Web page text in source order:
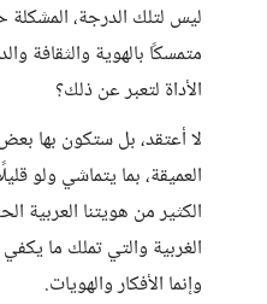
ليس لتلك الدرجة، المشكلة
متمسكًا بالهوية والثقافة
الأداة لتعبر عن ذلك؟
لا أعتقد، بل ستكون بها
العميقة، بما يتماشي ولو
الكثير من هويتنا العربية
الغربية والتي تملك ما
وإنما الأفكار والهويات.